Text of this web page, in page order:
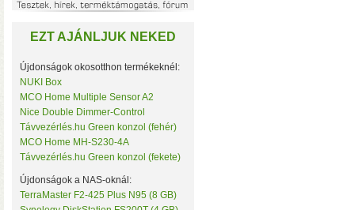
EZT AJÁNLJUK NEKED
Újdonságok okosotthon termékeknél:
NUKI Box
MCO Home Multiple Sensor A2
Nice Double Dimmer-Control
Távvezérlés.hu Green konzol (fehér)
MCO Home MH-S230-4A
Távvezérlés.hu Green konzol (fekete)
Újdonságok a NAS-oknál:
TerraMaster F2-425 Plus N95 (8 GB)